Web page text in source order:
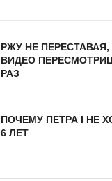
РЖУ НЕ ПЕРЕСТАВАЯ,
ВИДЕО
РАЗ
ПОЧЕМУ ПЕТРА I НЕ
6 ЛЕТ